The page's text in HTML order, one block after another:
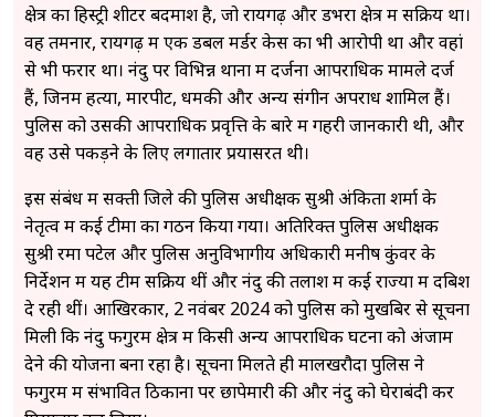
क्षेत्र का हिस्ट्री शीटर बदमाश है, जो रायगढ़ और डभरा क्षेत्र में सक्रिय था।
वह तमनार, रायगढ़ में एक डबल मर्डर केस का भी आरोपी था और वहां
से भी फरार था। नंदु पर विभिन्न थानों में दर्जनों आपराधिक मामले दर्ज
हैं, जिनमें हत्या, मारपीट, धमकी और अन्य संगीन अपराध शामिल हैं।
पुलिस को उसकी आपराधिक प्रवृत्ति के बारे में गहरी जानकारी थी, और
वह उसे पकड़ने के लिए लगातार प्रयासरत थी।
इस संबंध में सक्ती जिले की पुलिस अधीक्षक सुश्री अंकिता शर्मा के
नेतृत्व में कई टीमों का गठन किया गया। अतिरिक्त पुलिस अधीक्षक
सुश्री रमा पटेल और पुलिस अनुविभागीय अधिकारी मनीष कुंवर के
निर्देशन में यह टीमें सक्रिय थीं और नंदु की तलाश में कई राज्यों में दबिश
दे रही थीं। आखिरकार, 2 नवंबर 2024 को पुलिस को मुखबिर से सूचना
मिली कि नंदु फगुरम क्षेत्र में किसी अन्य आपराधिक घटना को अंजाम
देने की योजना बना रहा है। सूचना मिलते ही मालखरौदा पुलिस ने
फगुरम में संभावित ठिकानों पर छापेमारी की और नंदु को घेराबंदी कर